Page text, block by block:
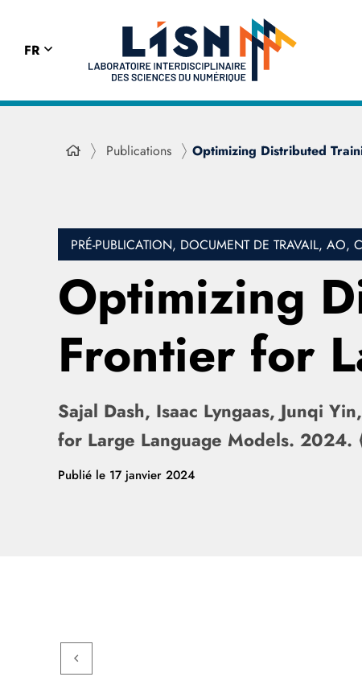
FR
Publications Optimizing Distributed
PRÉ-PUBLICATION, DOCUMENT DE TRAVAIL, AO,
Optimizing
Frontier for
Sajal Dash, Isaac Lyngaas, Junqi
for Large Language Models. 2024.
Publié le 17 janvier 2024